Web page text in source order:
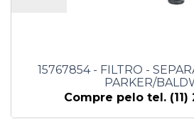
15767854 - FILTRO -
PARKER/
Compre pelo tel. (11)